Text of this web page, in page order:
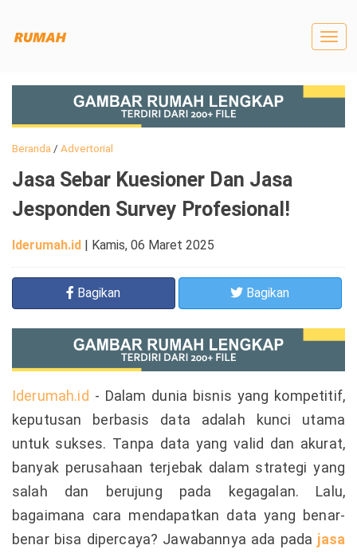
Beranda/ Advertorial
Jasa Sebar Kuesioner Dan Jasa
Jesponden Survey Profesional!
Iderumah.id Kamis, 06 Maret 2025
Bagikan Bagikan
Iderumah.id - Dalam dunia bisnis yang kompetitif,
keputusan berbasis data adalah kunci utama
untuk sukses. Tanpa data yang valid dan akurat,
banyak perusahaan terjebak dalam strategi yang
salah dan berujung pada kegagalan. Lalu,
bagaimana cara mendapatkan data yang benar-
benar bisa dipercaya? Jawabannya ada pada jasa